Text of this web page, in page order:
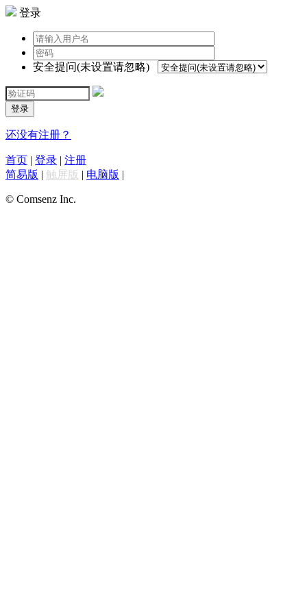
登录
安全提问(未设置请忽略)
登录
还没有注册？
首页 | 登录 | 注册
简易版 | 触屏版 | 电脑版 |
© Comsenz Inc.